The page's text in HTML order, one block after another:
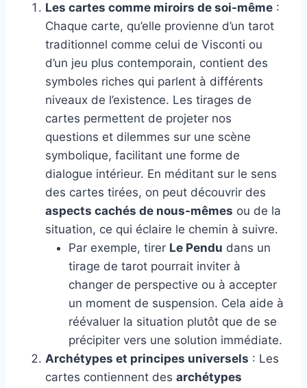
Les cartes comme miroirs de soi-même :
Chaque carte, qu’elle provienne d’un tarot
traditionnel comme celui de Visconti ou
d’un jeu plus contemporain, contient des
symboles riches qui parlent à différents
niveaux de l’existence. Les tirages de
cartes permettent de projeter nos
questions et dilemmes sur une scène
symbolique, facilitant une forme de
dialogue intérieur. En méditant sur le sens
des cartes tirées, on peut découvrir des
aspects cachés de nous-mêmes ou de la
situation, ce qui éclaire le chemin à suivre.
Par exemple, tirer Le Pendu dans un
tirage de tarot pourrait inviter à
changer de perspective ou à accepter
un moment de suspension. Cela aide à
réévaluer la situation plutôt que de se
précipiter vers une solution immédiate.
Archétypes et principes universels : Les
cartes contiennent des archétypes